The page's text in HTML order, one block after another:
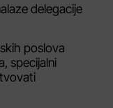
delegacije
poslova
specijalni